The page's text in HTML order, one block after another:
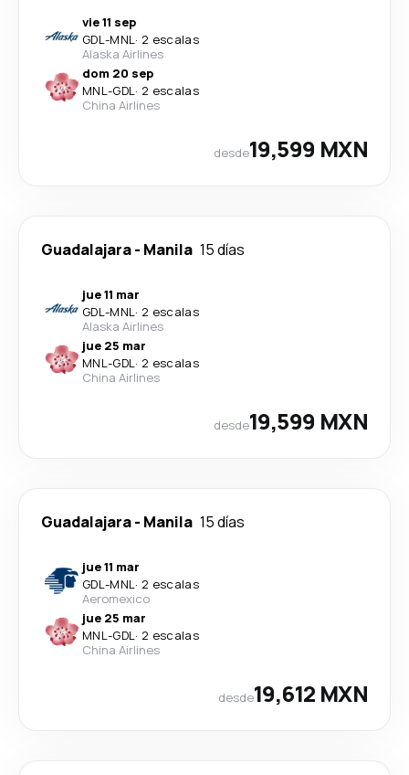
vie 11 sep
GDL-MNL· 2 escalas
Alaska Airlines
dom 20 sep
MNL-GDL· 2 escalas
China Airlines
desde19,599 MXN
Guadalajara- Manila 15 días
jue 11 mar
GDL-MNL· 2 escalas
Alaska Airlines
jue 25 mar
MNL-GDL· 2 escalas
China Airlines
desde19,599 MXN
Guadalajara- Manila 15 días
jue 11 mar
GDL-MNL· 2 escalas
Aeromexico
jue 25 mar
MNL-GDL· 2 escalas
China Airlines
desde19,612 MXN